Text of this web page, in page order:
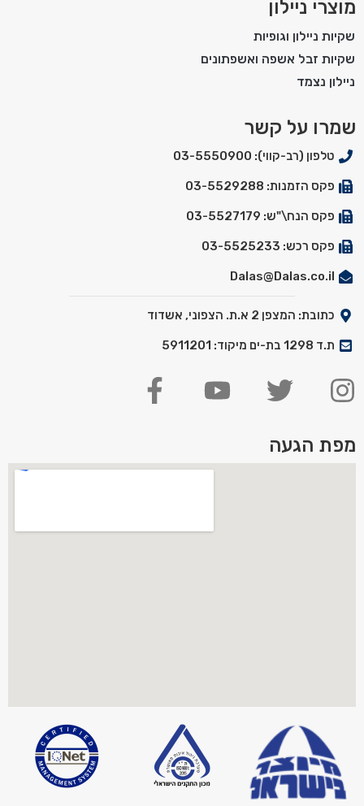
מוצרי ניילון
שקיות ניילון וגופיות
שקיות זבל אשפה ואשפתונים
ניילון נצמד
שמרו על קשר
טלפון (רב-קווי): 03-5550900
פקס הזמנות: 03-5529288
פקס הנח\"ש: 03-5527179
פקס רכש: 03-5525233
Dalas@Dalas.co.il
כתובת: המצפן 2 א.ת. הצפוני, אשדוד
ת.ד 1298 בת-ים מיקוד: 5911201
מפת הגעה